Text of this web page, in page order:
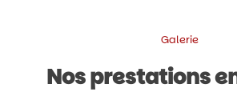
Galerie
Nos prestations